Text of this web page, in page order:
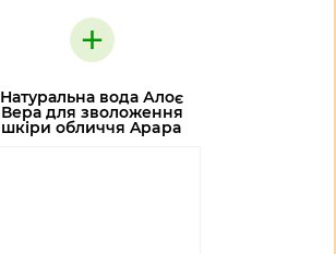
+
Натуральна вода Алоє
Вера для зволоження
шкіри обличчя Apapa